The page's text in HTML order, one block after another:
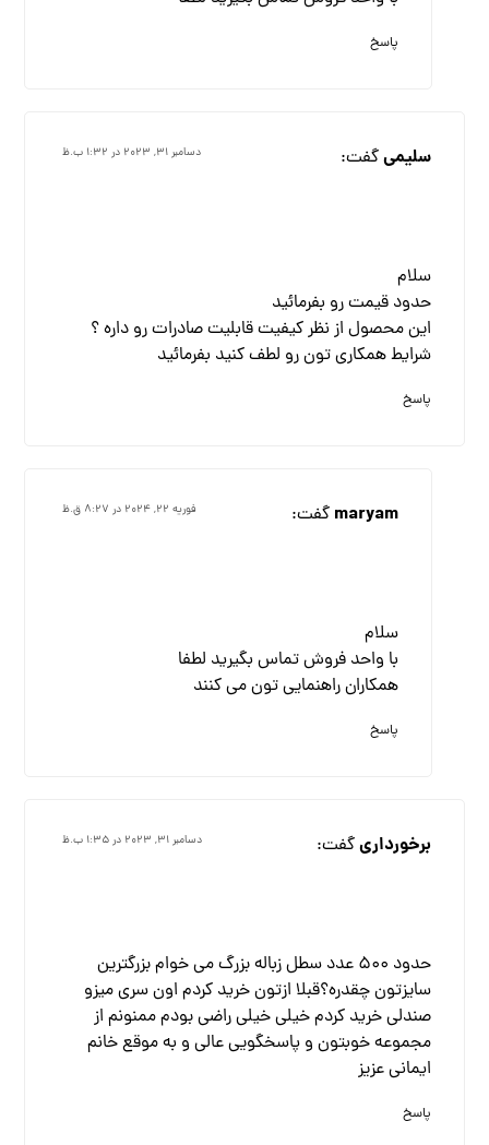
پاسخ
سلیمیگفت: دسامبر ۳۱, ۲۰۲۳ در ۱:۳۲ ب.ظ
سلام
حدود قیمت رو بفرمائید
این محصول از نظر کیفیت قابلیت صادرات رو داره ؟
شرایط همکاری تون رو لطف کنید بفرمائید
پاسخ
maryam گفت: فوریه ۲۲, ۲۰۲۴ در ۸:۲۷ ق.ظ
سلام
با واحد فروش تماس بگیرید لطفا
همکاران راهنمایی تون می کنند
پاسخ
برخورداریگفت: دسامبر ۳۱, ۲۰۲۳ در ۱:۳۵ ب.ظ
حدود ۵۰۰ عدد سطل زباله بزرگ می خوام بزرگترین
سایزتون چقدره؟قبلا ازتون خرید کردم اون سری میزو
صندلی خرید کردم خیلی خیلی راضی بودم ممنونم از
مجموعه خوبتون و پاسخگویی عالی و به موقع خانم
ایمانی عزیز
پاسخ